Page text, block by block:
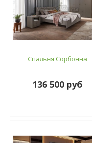
Спальня Сорбонна
136 500 руб